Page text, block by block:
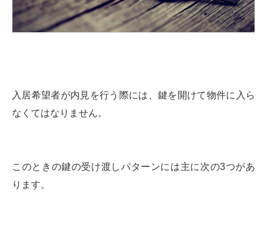
入居希望者が内見を行う際には、鍵を開けて物件に入ら
なくてはなりません。
このときの鍵の受け渡しパターンには主に次の3つがあ
ります。